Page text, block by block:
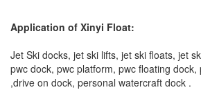
Application of Xinyi Float:
Jet Ski docks, jet ski lifts, jet ski floats, jet
pwc dock, pwc platform, pwc floating dock,
,drive on dock, personal watercraft dock .